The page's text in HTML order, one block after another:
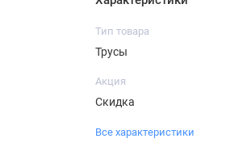
Тип товара
Трусы
Акция
Скидка
Все характеристики